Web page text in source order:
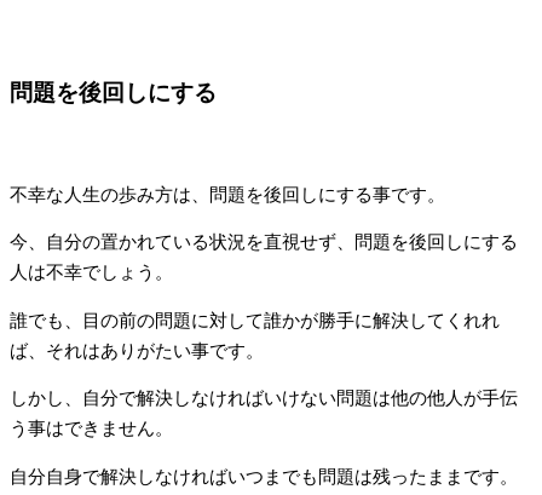
問題を後回しにする
不幸な人生の歩み方は、問題を後回しにする事です。
今、自分の置かれている状況を直視せず、問題を後回しにする
人は不幸でしょう。
誰でも、目の前の問題に対して誰かが勝手に解決してくれれ
ば、それはありがたい事です。
しかし、自分で解決しなければいけない問題は他の他人が手伝
う事はできません。
自分自身で解決しなければいつまでも問題は残ったままです。